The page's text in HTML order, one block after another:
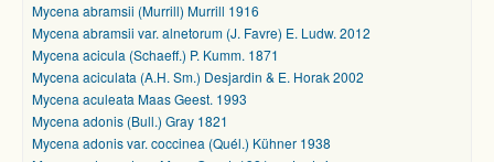
Mycena abramsii (Murrill) Murrill 1916
Mycena abramsii var. alnetorum (J. Favre) E. Ludw. 2012
Mycena acicula (Schaeff.) P. Kumm. 1871
Mycena aciculata (A.H. Sm.) Desjardin & E. Horak 2002
Mycena aculeata Maas Geest. 1993
Mycena adonis (Bull.) Gray 1821
Mycena adonis var. coccinea (Quél.) Kühner 1938